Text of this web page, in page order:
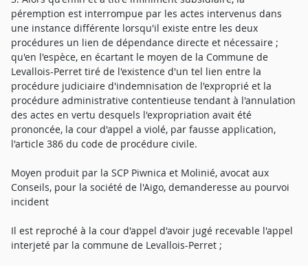
péremption est interrompue par les actes intervenus dans
une instance différente lorsqu'il existe entre les deux
procédures un lien de dépendance directe et nécessaire ;
qu'en l'espèce, en écartant le moyen de la Commune de
Levallois-Perret tiré de l'existence d'un tel lien entre la
procédure judiciaire d'indemnisation de l'exproprié et la
procédure administrative contentieuse tendant à l'annulation
des actes en vertu desquels l'expropriation avait été
prononcée, la cour d'appel a violé, par fausse application,
l'article 386 du code de procédure civile.
Moyen produit par la SCP Piwnica et Molinié, avocat aux
Conseils, pour la société de l'Aigo, demanderesse au pourvoi
incident
Il est reproché à la cour d'appel d'avoir jugé recevable l'appel
interjeté par la commune de Levallois-Perret ;